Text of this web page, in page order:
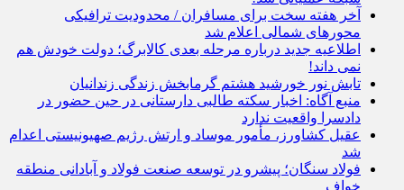
آخر هفته سخت برای مسافران / محدودیت ترافیکی
محورهای شمالی اعلام شد
اطلاعیه جدید درباره مرحله بعدی کالابرگ؛ دولت خودش هم
نمی داند!
تابش نور خورشید هشتم گرمابخش زندگی زندانیان
منبع آگاه: اخبار سکته طالبی دارستانی در حین حضور در
دادسرا واقعیت ندارد
عقیل کشاورز، مأمور موساد و ارتش رژیم صهیونیستی اعدام
شد
فولاد سنگان؛ پیشرو در توسعه صنعت فولاد و آبادانی منطقه
خواف